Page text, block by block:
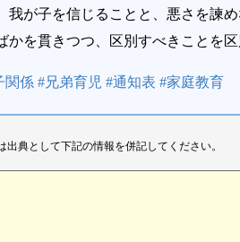
が子を信じることと、悪さを諫
を貫きつつ、区別すべきことを
係 #兄弟育児 #通知表 #家庭教育
典として下記の情報を併記してください。